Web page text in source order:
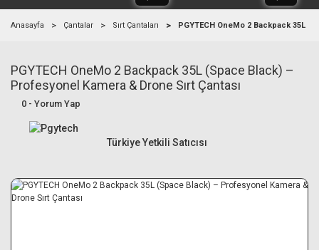
Canon R6 Mark IIIBundle Setler
Alışverişe
Başla
Anasayfa Çantalar Sırt Çantaları PGYTECH OneMo 2 Backpack 35L
PGYTECH OneMo 2 Backpack 35L (Space Black) –
Profesyonel Kamera & Drone Sırt Çantası
0 - Yorum Yap
Türkiye Yetkili Satıcısı